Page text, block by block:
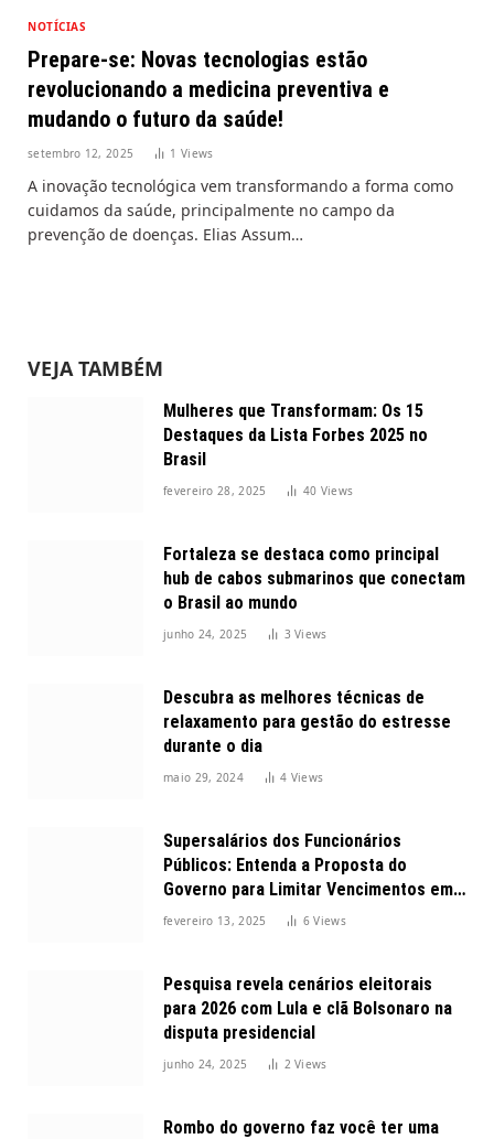
NOTÍCIAS
Prepare-se: Novas tecnologias estão
revolucionando a medicina preventiva e
mudando o futuro da saúde!
setembro 12, 2025 1Views
A inovação tecnológica vem transformando a forma como
cuidamos da saúde, principalmente no campo da
prevenção de doenças. Elias Assum…
VEJA TAMBÉM
Mulheres que Transformam: Os 15
Destaques da Lista Forbes 2025 no
Brasil
fevereiro 28, 2025 40 Views
Fortaleza se destaca como principal
hub de cabos submarinos que conectam
o Brasil ao mundo
junho 24, 2025 3Views
Descubra as melhores técnicas de
relaxamento para gestão do estresse
durante o dia
maio 29, 2024 4 Views
Supersalários dos Funcionários
Públicos: Entenda a Proposta do
Governo para Limitar Vencimentos em
2025
fevereiro 13, 2025 6Views
Pesquisa revela cenários eleitorais
para 2026 com Lula e clã Bolsonaro na
disputa presidencial
junho 24, 2025 2Views
Rombo do governo faz você ter uma